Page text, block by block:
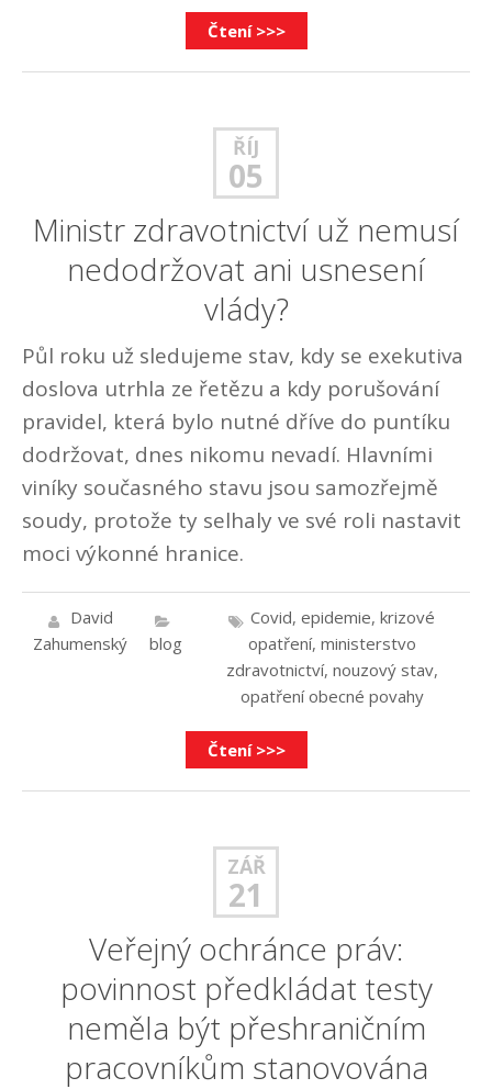
Čtení >>>
ŘÍJ
05
Ministr zdravotnictví už nemusí
nedodržovat ani usnesení
vlády?
Půl roku už sledujeme stav, kdy se exekutiva
doslova utrhla ze řetězu a kdy porušování
pravidel, která bylo nutné dříve do puntíku
dodržovat, dnes nikomu nevadí. Hlavními
viníky současného stavu jsou samozřejmě
soudy, protože ty selhaly ve své roli nastavit
moci výkonné hranice.
David
Zahumenský
blog
Covid, epidemie, krizové
opatření, ministerstvo
zdravotnictví, nouzový stav,
opatření obecné povahy
Čtení >>>
ZÁŘ
21
Veřejný ochránce práv:
povinnost předkládat testy
neměla být přeshraničním
pracovníkům stanovována